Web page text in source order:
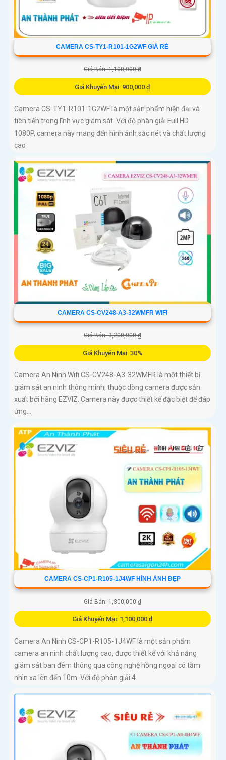
CAMERA CS-TY1-R101-1G2WF GIÁ RẺ
Giá Bán: 1,100,000 ₫
Giá Khuyến Mại: 900,000 ₫
Camera CS-TY1-R101-1G2WF là một sản phẩm hiện đại và
tiên tiến trong lĩnh vực giám sát. Với độ phân giải Full HD
1080P, camera này mang đến hình ảnh sắc nét và chất lượng
cao
CAMERA CS-CV248-A3-32WMFR WIFI
Giá Bán: 3,200,000 ₫
Giá Khuyến Mại: 30%
Camera An Ninh Wifi CS-CV248-A3-32WMFR là một thiết bị
giám sát an ninh thông minh, thuộc dòng camera được sản
xuất bởi hãng EZVIZ. Camera này được thiết kế đặc biệt để đáp
ứng...
CAMERA CS-CP1-R105-1J4WF HÌNH ẢNH ĐẸP
Giá Bán: 1,300,000 ₫
Giá Khuyến Mại: 1,100,000 ₫
Camera An Ninh CS-CP1-R105-1J4WF là một sản phẩm
camera an ninh chất lượng cao, được thiết kế với khả năng
giám sát ban đêm thông qua công nghệ hồng ngoại có tầm
nhìn xa lên đến 10m. Với độ phân giải 4